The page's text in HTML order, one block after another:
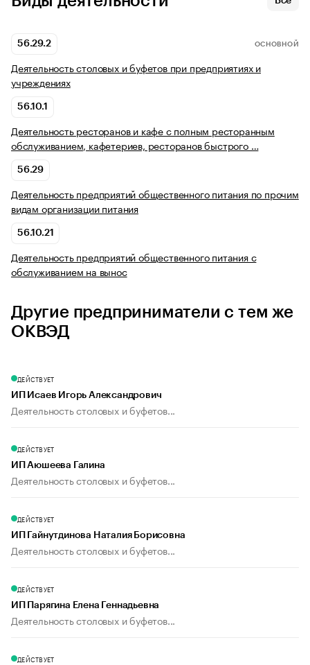
56.29.2 ОСНОВНОЙ
Деятельность столовых и буфетов при предприятиях и
учреждениях
56.10.1
Деятельность ресторанов и кафе с полным ресторанным
обслуживанием, кафетериев, ресторанов быстрого …
56.29
Деятельность предприятий общественного питания по прочим
видам организации питания
56.10.21
Деятельность предприятий общественного питания с
обслуживанием на вынос
Другие предприниматели с тем же
ОКВЭД
ДЕЙСТВУЕТ
ИП Исаев Игорь Александрович
Деятельность столовых и буфетов...
ДЕЙСТВУЕТ
ИП Аюшеева Галина
Деятельность столовых и буфетов...
ДЕЙСТВУЕТ
ИП Гайнутдинова Наталия Борисовна
Деятельность столовых и буфетов...
ДЕЙСТВУЕТ
ИП Парягина Елена Геннадьевна
Деятельность столовых и буфетов...
ДЕЙСТВУЕТ